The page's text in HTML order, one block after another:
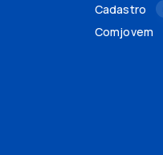
Cadastro
Comjovem